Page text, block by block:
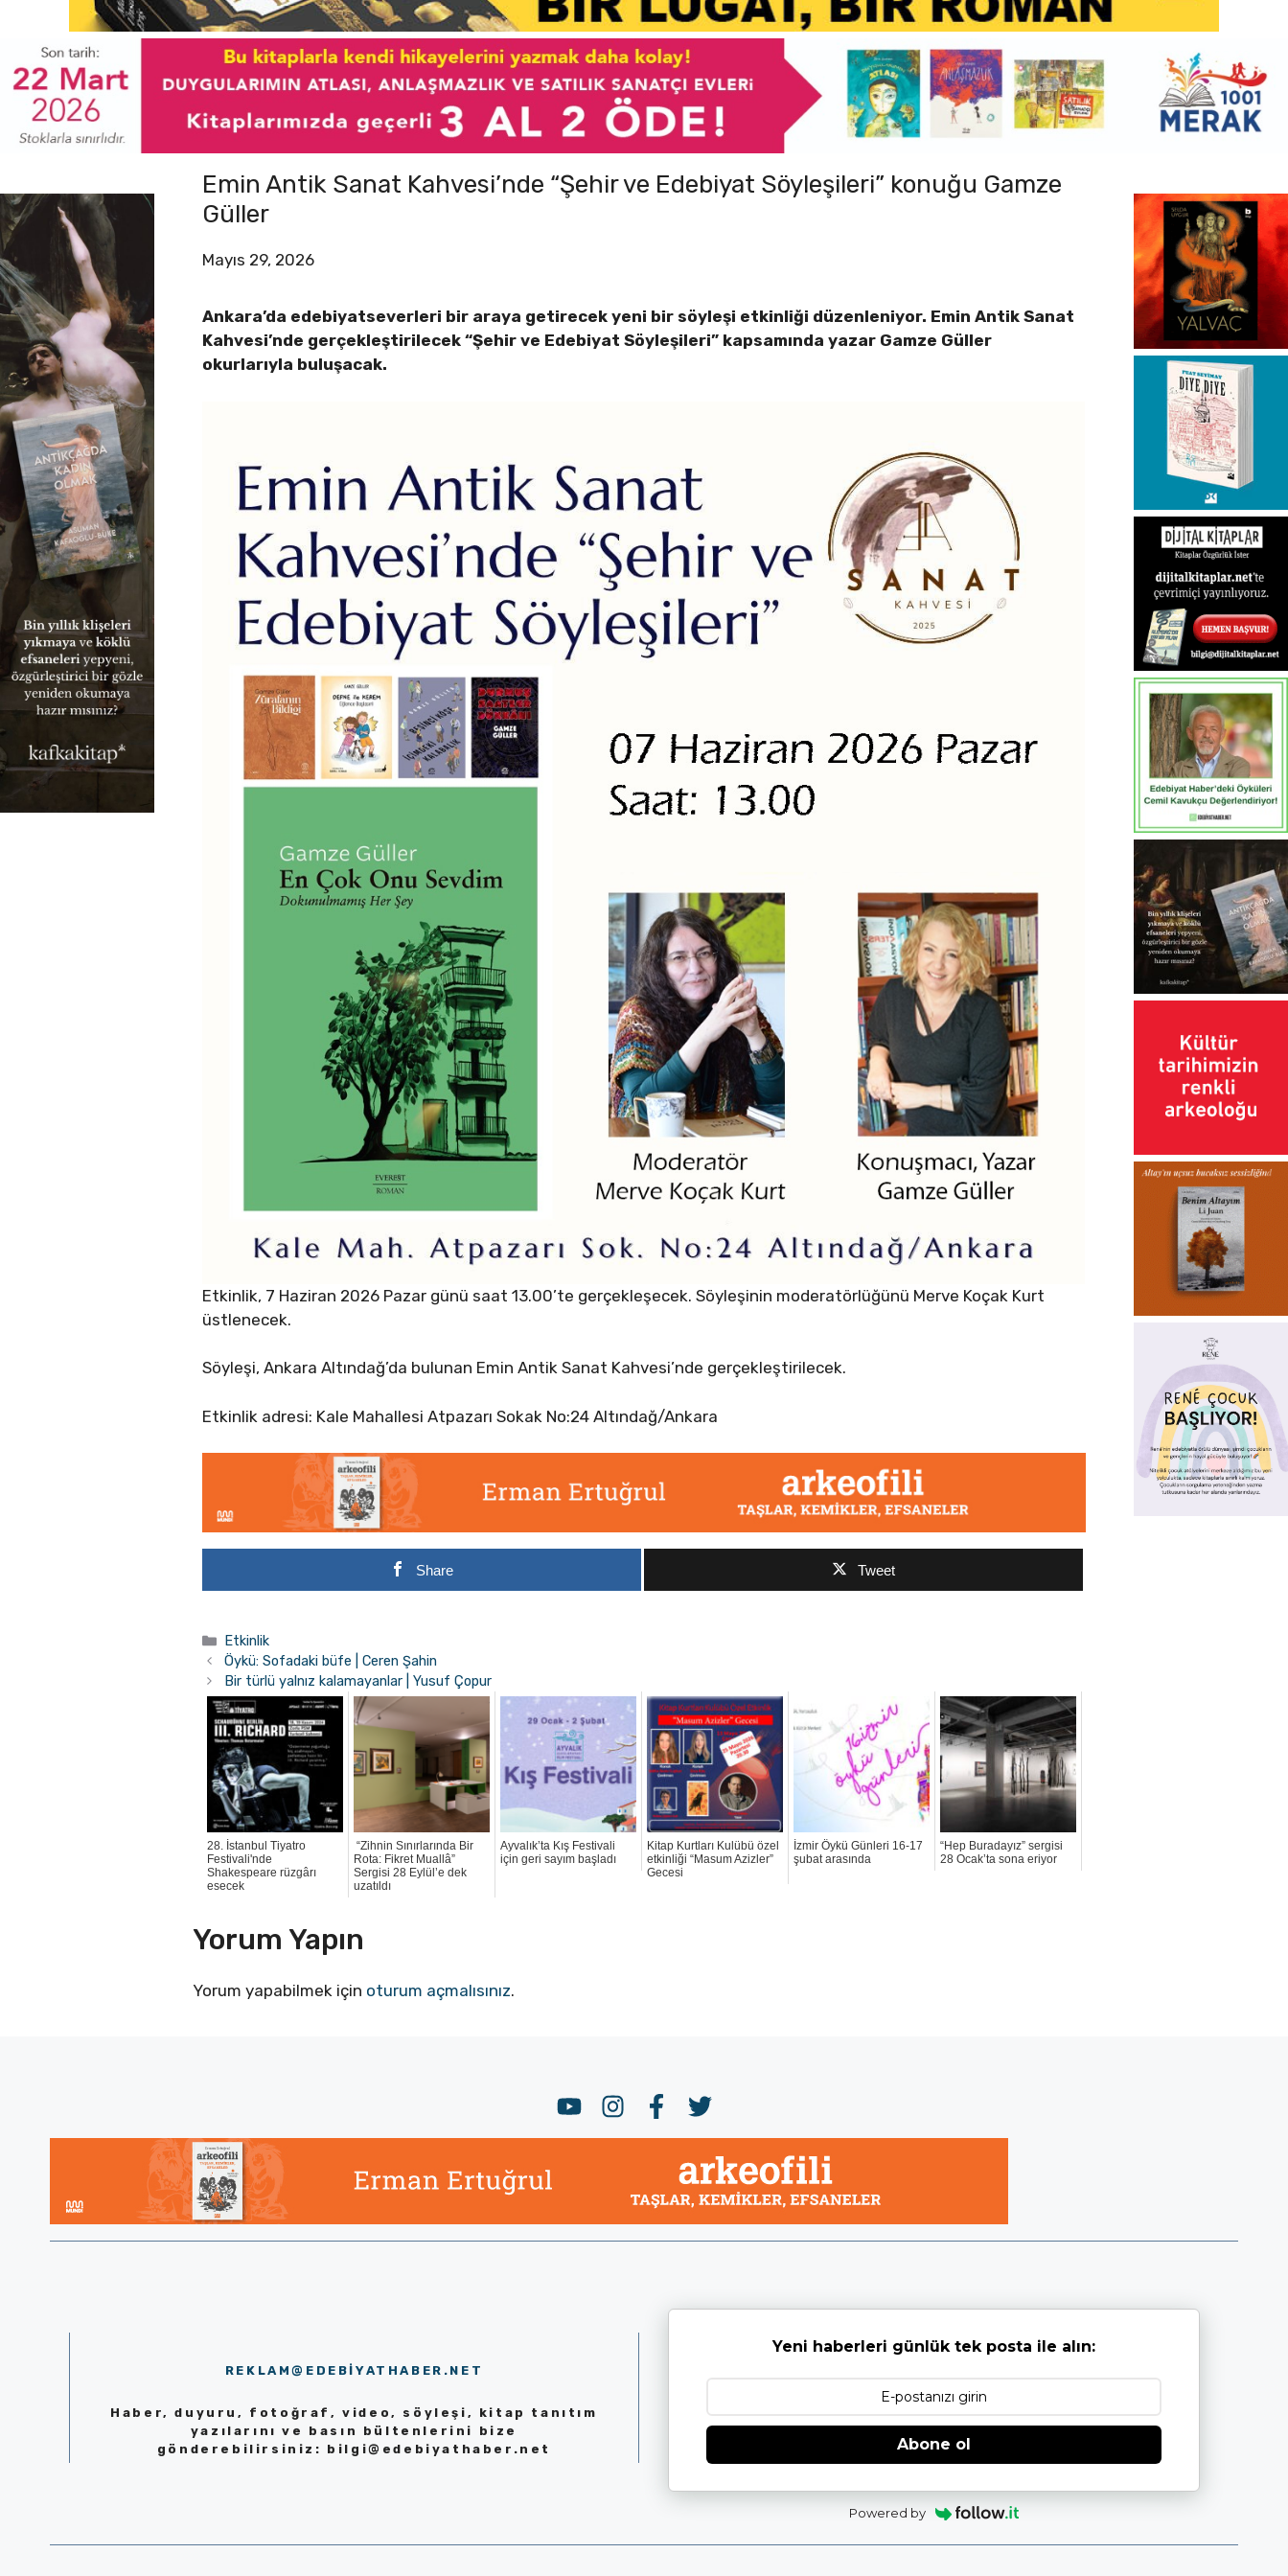
Emin Antik Sanat Kahvesi’nde “Şehir ve Edebiyat Söyleşileri” konuğu Gamze
Güller
Mayıs 29, 2026
Ankara’da edebiyatseverleri bir araya getirecek yeni bir söyleşi etkinliği düzenleniyor. Emin Antik Sanat
Kahvesi’nde gerçekleştirilecek “Şehir ve Edebiyat Söyleşileri” kapsamında yazar Gamze Güller
okurlarıyla buluşacak.
Etkinlik, 7 Haziran 2026 Pazar günü saat 13.00’te gerçekleşecek. Söyleşinin moderatörlüğünü Merve Koçak Kurt
üstlenecek.
Söyleşi, Ankara Altındağ’da bulunan Emin Antik Sanat Kahvesi’nde gerçekleştirilecek.
Etkinlik adresi: Kale Mahallesi Atpazarı Sokak No:24 Altındağ/Ankara
Share Tweet
Kategoriler
Etkinlik
Öykü: Sofadaki büfe | Ceren Şahin
Bir türlü yalnız kalamayanlar | Yusuf Çopur
28. İstanbul Tiyatro
Festivali'nde
Shakespeare rüzgârı
esecek
“Zihnin Sınırlarında Bir
Rota: Fikret Muallâ”
Sergisi 28 Eylül’e dek
uzatıldı
Ayvalık’ta Kış Festivali
için geri sayım başladı
Kitap Kurtları Kulübü özel
etkinliği “Masum Azizler”
Gecesi
İzmir Öykü Günleri 16-17
şubat arasında
“Hep Buradayız” sergisi
28 Ocak’ta sona eriyor
Yorum Yapın
Yorum yapabilmek için oturum açmalısınız.
REKLAM@EDEBIYATHABER.NET
Haber, duyuru, fotoğraf, video, söyleşi, kitap tanıtım
yazılarını ve basın bültenlerini bize
gönderebilirsiniz: bilgi@edebiyathaber.net
Yeni haberleri günlük tek posta ile alın:
Abone ol
Powered by